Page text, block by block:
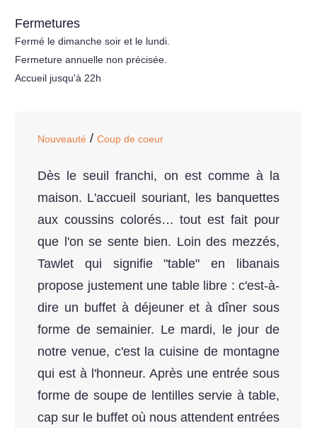
Fermetures
Fermé le dimanche soir et le lundi.
Fermeture annuelle non précisée.
Accueil jusqu'à 22h
Nouveauté / Coup de coeur
Dès le seuil franchi, on est comme à la
maison. L'accueil souriant, les banquettes
aux coussins colorés… tout est fait pour
que l'on se sente bien. Loin des mezzés,
Tawlet qui signifie "table" en libanais
propose justement une table libre : c'est-à-
dire un buffet à déjeuner et à dîner sous
forme de semainier. Le mardi, le jour de
notre venue, c'est la cuisine de montagne
qui est à l'honneur. Après une entrée sous
forme de soupe de lentilles servie à table,
cap sur le buffet où nous attendent entrées